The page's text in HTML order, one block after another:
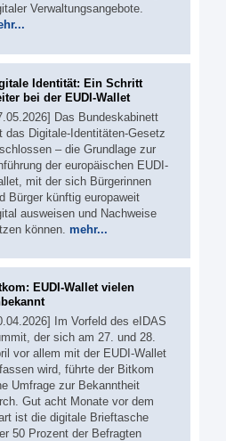
Verwaltungsangebote.
Identität: Ein Schritt
bei der EUDI-Wallet
Das Bundeskabinett
das Digitale-Identitäten-Gesetz
– die Grundlage zur
der europäischen EUDI-
mit der sich Bürgerinnen
Bürger künftig europaweit
ausweisen und Nachweise
können. mehr...
EUDI-Wallet vielen
Im Vorfeld des eIDAS
der sich am 27. und 28.
vor allem mit der EUDI-Wallet
wird, führte der Bitkom
Umfrage zur Bekanntheit
Gut acht Monate vor dem
ist die digitale Brieftasche
50 Prozent der Befragten